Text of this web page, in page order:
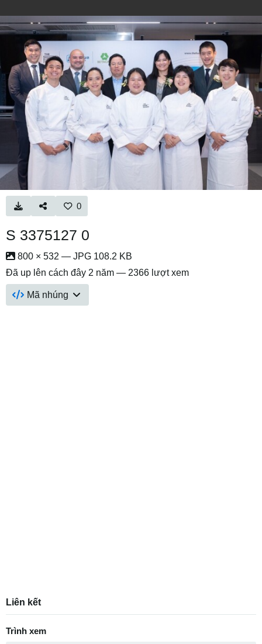
0
S 3375127 0
800 × 532 — JPG 108.2 KB
Đã up lên cách đây 2 năm — 2366 lượt xem
Mã nhúng
Liên kết
Trình xem